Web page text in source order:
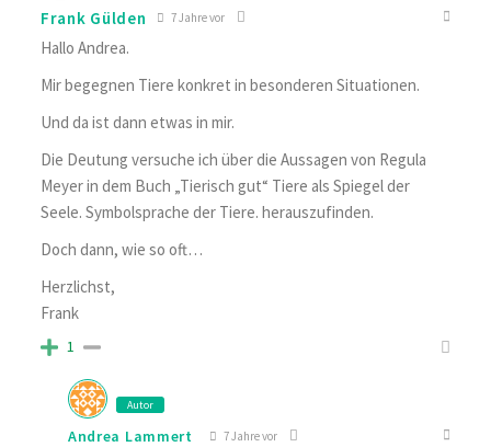
Frank Gülden 7 Jahre vor
Hallo Andrea.
Mir begegnen Tiere konkret in besonderen Situationen.
Und da ist dann etwas in mir.
Die Deutung versuche ich über die Aussagen von Regula
Meyer in dem Buch „Tierisch gut“ Tiere als Spiegel der
Seele. Symbolsprache der Tiere. herauszufinden.
Doch dann, wie so oft…
Herzlichst,
Frank
1
Autor
Andrea Lammert 7 Jahre vor